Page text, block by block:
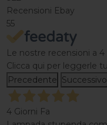
Recensioni Ebay
55
Le nostre recensioni a 4
Clicca qui per leggerle
Precedente Successivo
4 Giorni Fa